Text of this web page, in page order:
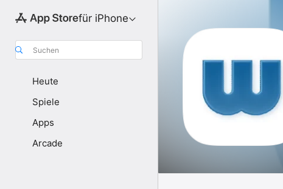
für iPhone
Suchen
Heute
Spiele
Apps
Arcade